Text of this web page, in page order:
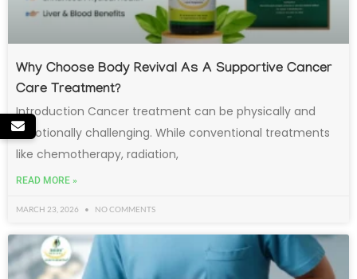
Why Choose Body Revival As A Supportive Cancer
Care Treatment?
Introduction Cancer treatment can be physically and
emotionally challenging. While conventional treatments
like chemotherapy, radiation,
READ MORE »
MARCH 23, 2026 NO COMMENTS